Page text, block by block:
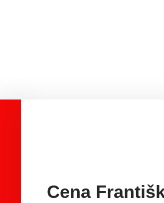
Cena